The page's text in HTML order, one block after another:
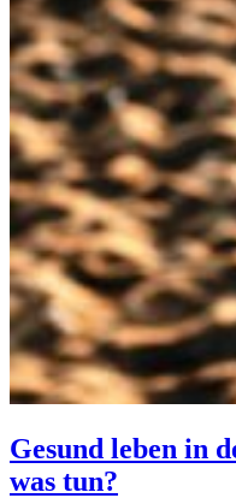
Gesund leben in
was tun?